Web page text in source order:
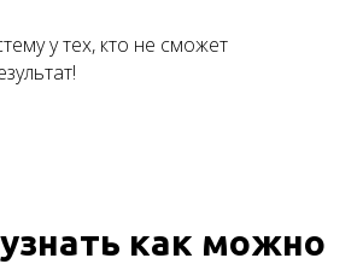
у тех, кто не сможет
как можно